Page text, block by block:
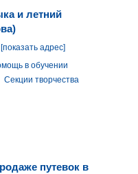
и летний
[показать адрес]
в обучении
Секции творчества
путевок в